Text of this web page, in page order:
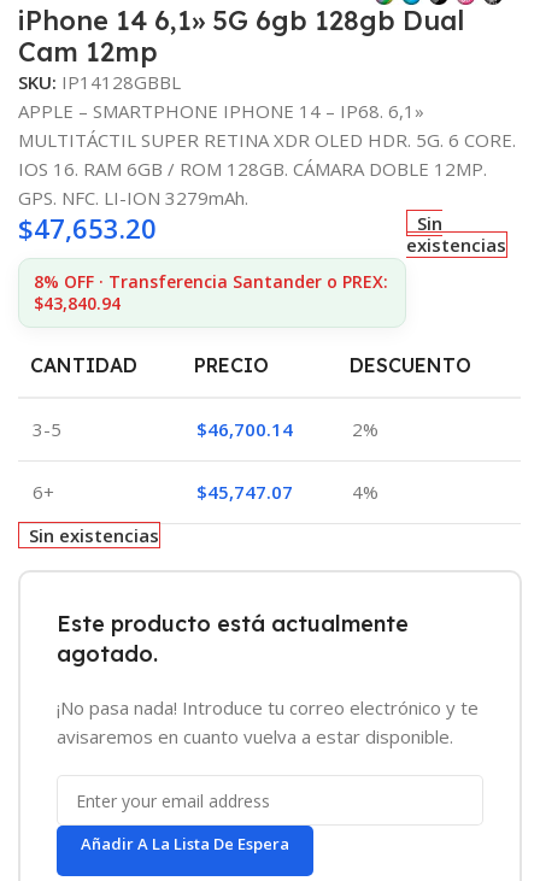
iPhone 14 6,1» 5G 6gb 128gb Dual
Cam 12mp
SKU: IP14128GBBL
APPLE – SMARTPHONE IPHONE 14 – IP68. 6,1»
MULTITÁCTIL SUPER RETINA XDR OLED HDR. 5G. 6 CORE.
IOS 16. RAM 6GB / ROM 128GB. CÁMARA DOBLE 12MP.
GPS. NFC. LI-ION 3279mAh.
$47,653.20
8% OFF · Transferencia Santander o PREX:
$43,840.94
Sin
existencias
CANTIDAD PRECIO DESCUENTO
3-5 $46,700.14 2%
6+ $45,747.07
4%
Sin existencias
Este producto está actualmente
agotado.
¡No pasa nada! Introduce tu correo electrónico y te
avisaremos en cuanto vuelva a estar disponible.
Añadir A La Lista De Espera